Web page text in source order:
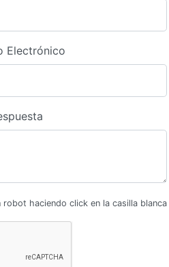
Electrónico
haciendo click en la casilla blanca